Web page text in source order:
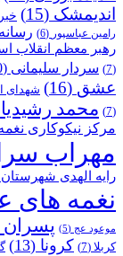
اندیمشک (15) خبر
رامین عباسپور (6)
رهبر معظم انقلاب
(7)
سردار سلیمانی (10)
عشق (16) شهدای
(7)
محمد
مرکز نیکوکاری
مهراب
رایه الهدی
نغمه های
موعود عج (5)
کربلا (7) کرونا (13)